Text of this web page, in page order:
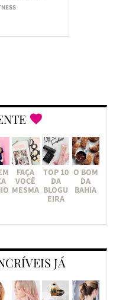
FAÇA
VOCÊ
MESMA
TOP 10
DA
BLOGU
EIRA
O BOM
DA
BAHIA
JÁ